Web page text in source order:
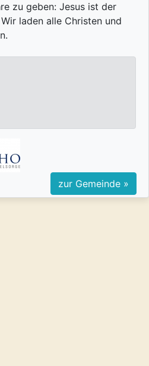
zu geben: Jesus ist der
laden alle Christen und
zur Gemeinde »